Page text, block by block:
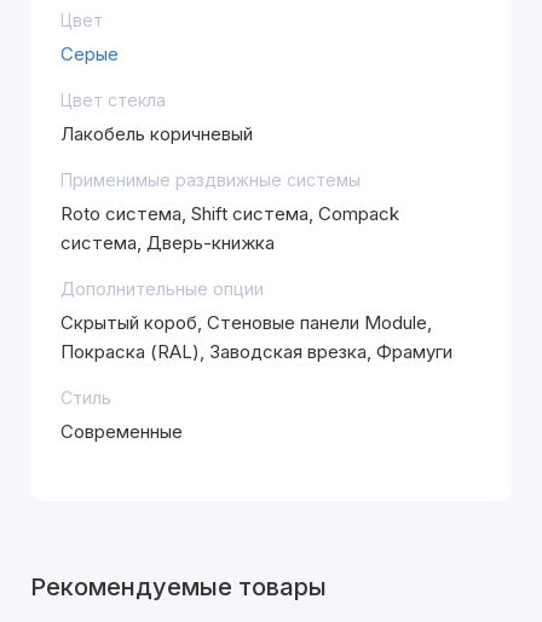
Цвет
Серые
Цвет стекла
Лакобель коричневый
Применимые раздвижные системы
Roto система, Shift система, Compack
система, Дверь-книжка
Дополнительные опции
Скрытый короб, Стеновые панели Module,
Покраска (RAL), Заводская врезка, Фрамуги
Стиль
Современные
Рекомендуемые товары